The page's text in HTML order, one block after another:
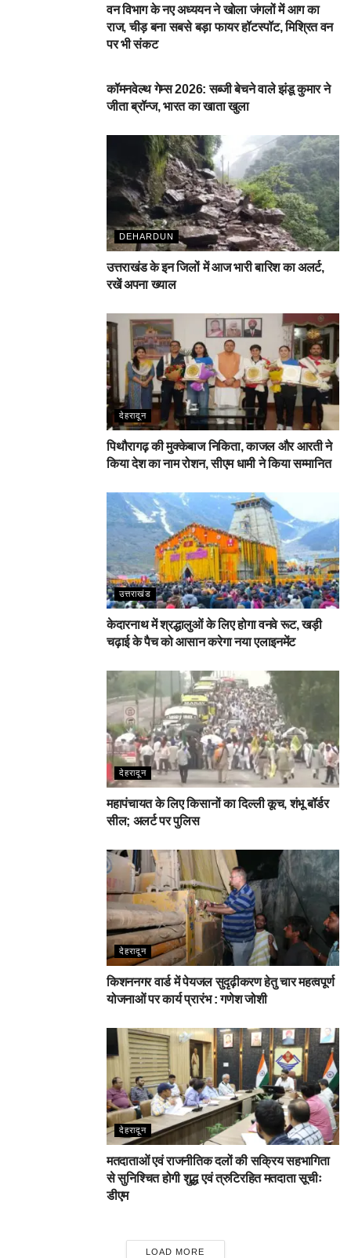
वन विभाग के नए अध्ययन ने खोला जंगलों में आग का
राज, चीड़ बना सबसे बड़ा फायर हॉटस्पॉट, मिश्रित वन
पर भी संकट
कॉमनवेल्थ गेम्स 2026: सब्जी बेचने वाले झंडू कुमार ने
जीता ब्रॉन्ज, भारत का खाता खुला
DEHARDUN
उत्तराखंड के इन जिलों में आज भारी बारिश का अलर्ट,
रखें अपना ख्याल
देहरादून
पिथौरागढ़ की मुक्केबाज निकिता, काजल और आरती ने
किया देश का नाम रोशन, सीएम धामी ने किया सम्मानित
उत्तराखंड
केदारनाथ में श्रद्धालुओं के लिए होगा वनवे रूट, खड़ी
चढ़ाई के पैच को आसान करेगा नया एलाइनमेंट
देहरादून
महापंचायत के लिए किसानों का दिल्ली कूच, शंभू बॉर्डर
सील; अलर्ट पर पुलिस
देहरादून
किशननगर वार्ड में पेयजल सुदृढ़ीकरण हेतु चार महत्वपूर्ण
योजनाओं पर कार्य प्रारंभ : गणेश जोशी
देहरादून
मतदाताओं एवं राजनीतिक दलों की सक्रिय सहभागिता
से सुनिश्चित होगी शुद्ध एवं त्रुटिरहित मतदाता सूचीः
डीएम
LOAD MORE